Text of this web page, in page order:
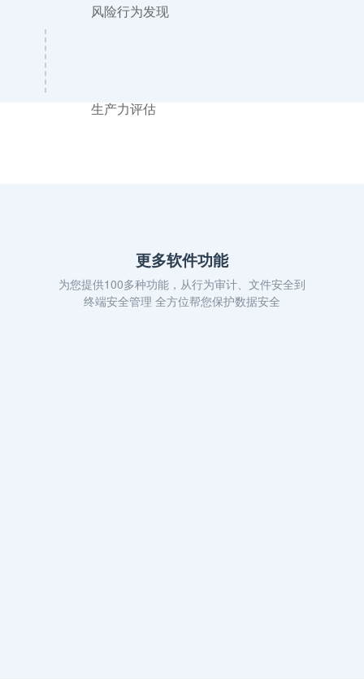
风险行为发现
生产力评估
洞察眼MIT系统
更多软件功能
为您提供100多种功能，从行为审计、文件安全到
终端安全管理 全方位帮您保护数据安全